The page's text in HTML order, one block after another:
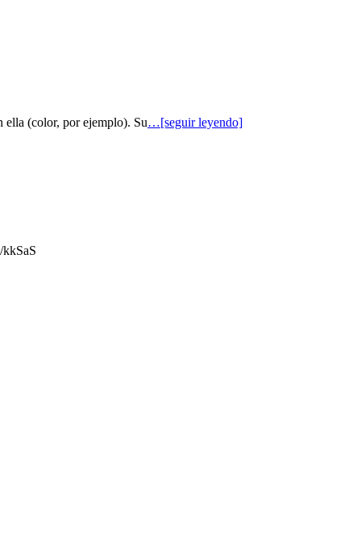
ella (color, por ejemplo). Su…[seguir leyendo]
kkSaS